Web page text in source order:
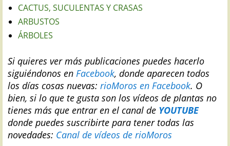
CACTUS, SUCULENTAS Y CRASAS
ARBUSTOS
ÁRBOLES
Si quieres ver más publicaciones puedes hacerlo
siguiéndonos en Facebook, donde aparecen todos
los días cosas nuevas: rioMoros en Facebook. O
bien, si lo que te gusta son los vídeos de plantas no
tienes más que entrar en el canal de YOUTUBE
donde puedes suscribirte para tener todas las
novedades: Canal de vídeos de rioMoros